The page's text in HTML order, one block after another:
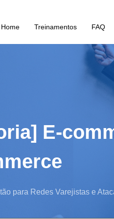
Home Treinamentos FAQ
E-
para Redes Varejistas e